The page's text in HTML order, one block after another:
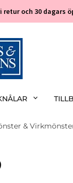
retur och 30 dagars
&